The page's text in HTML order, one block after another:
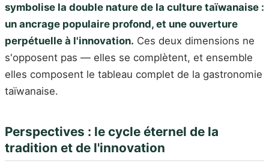
symbolise la double nature de la culture taïwanaise :
un ancrage populaire profond, et une ouverture
perpétuelle à l'innovation. Ces deux dimensions ne
s'opposent pas — elles se complètent, et ensemble
elles composent le tableau complet de la gastronomie
taïwanaise.
Perspectives : le cycle éternel de la
tradition et de l'innovation